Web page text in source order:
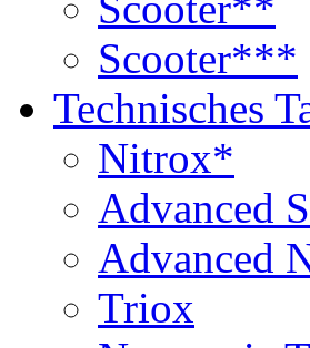
Scooter***
Technisches
Nitrox*
Advanced
Advanced
Triox